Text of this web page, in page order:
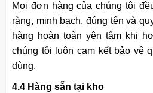
Mọi đơn hàng của chúng tôi
ràng, minh bạch, đúng tên và
hàng hoàn toàn yên tâm khi
chúng tôi luôn cam kết bảo vệ
dùng.
4.4 Hàng sẵn tại kho